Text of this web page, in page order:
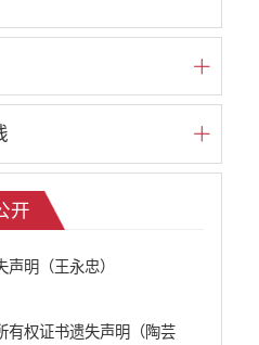
开
明（王永忠）
有权证书遗失声明（陶芸